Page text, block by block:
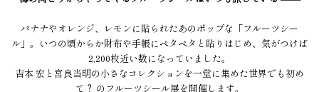
バナナやオレンジ、レモンに貼られたあのポップな「フルーツシー
ル」。いつの頃からか財布や手帳にペタペタと貼りはじめ、気がつけば
2,200枚近い数になっていました。
吉本 宏と宮良当明の小さなコレクションを一堂に集めた世界でも初め
て？ のフルーツシール展を開催します。